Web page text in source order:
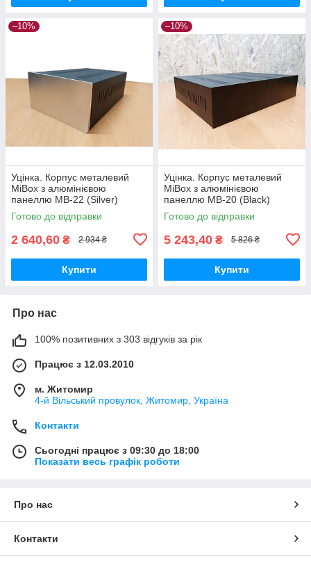
–10%
Уцінка. Корпус металевий
MiBox з алюмінієвою
панеллю MB-22 (Silver)
(Ш170 Г267 В90) чорний
Готово до відправки
2 640,60 ₴ 2 934 ₴
Купити
–10%
Уцінка. Корпус металевий
MiBox з алюмінієвою
панеллю MB-20 (Black)
(Ш420 Г310 В90) чорний
Готово до відправки
5 243,40 ₴ 5 826 ₴
Купити
Про нас
100% позитивних з 303 відгуків за рік
Працює з 12.03.2010
м. Житомир
4-й Вільський провулок, Житомир, Україна
Контакти
Сьогодні працює з 09:30 до 18:00
Показати весь графік роботи
Про нас
Контакти